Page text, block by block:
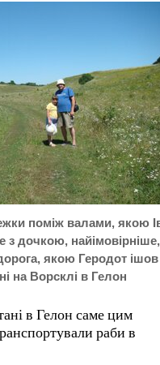
поміж валами, якою
з дочкою, найімовірніше,
якою Геродот ішов
на Ворсклі в Гелон
в Гелон саме цим
раби в